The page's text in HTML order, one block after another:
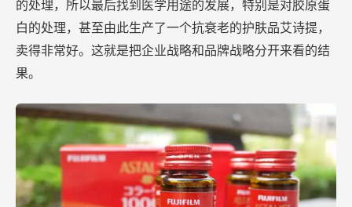
的处理，所以最后找到医学用途的发展，特别是对胶原蛋
白的处理，甚至由此生产了一个抗衰老的护肤品艾诗提，
卖得非常好。这就是把企业战略和品牌战略分开来看的结
果。